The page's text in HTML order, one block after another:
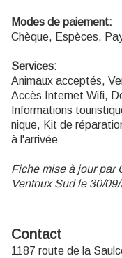
Modes de paiement:
Chèque, Espèces,
Services:
Animaux acceptés,
Accès Internet Wifi,
Informations
nique, Kit de
à l'arrivée
Fiche mise à jour par
Ventoux Sud le 30/
Contact
1187 route de la